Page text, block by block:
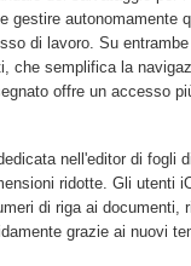
gestire autonomamente
di lavoro. Su
che semplifica la
offre un accesso
nell'editor di fogli
ridotte. Gli utenti
di riga ai documenti,
grazie ai nuovi